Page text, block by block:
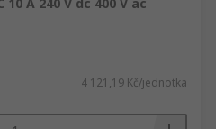
4 121,19 Kč/jednotka